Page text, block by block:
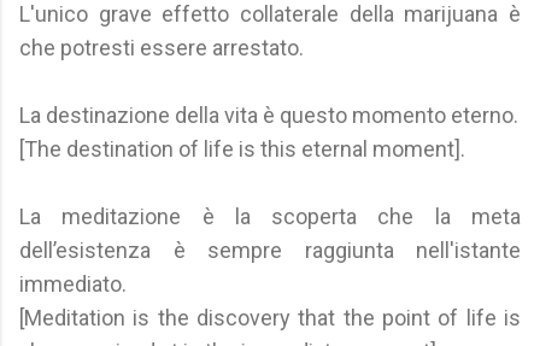
L'unico grave effetto collaterale della marijuana è
che potresti essere arrestato.
La destinazione della vita è questo momento eterno.
[The destination of life is this eternal moment].
La meditazione è la scoperta che la meta
dell’esistenza è sempre raggiunta nell'istante
immediato.
[Meditation is the discovery that the point of life is